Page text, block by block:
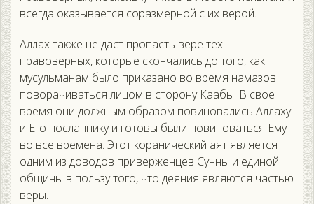
всегда оказывается соразмерной с их верой.
Аллах также не даст пропасть вере тех
правоверных, которые скончались до того, как
мусульманам было приказано во время намазов
поворачиваться лицом в сторону Каабы. В свое
время они должным образом повиновались Аллаху
и Его посланнику и готовы были повиноваться Ему
во все времена. Этот коранический аят является
одним из доводов приверженцев Сунны и единой
общины в пользу того, что деяния являются частью
веры.